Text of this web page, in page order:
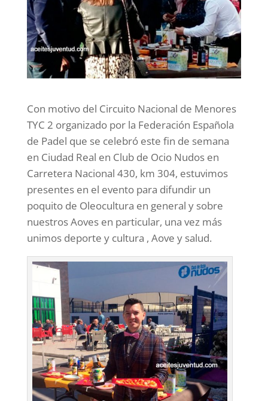
Con motivo del Circuito Nacional de Menores
TYC 2 organizado por la Federación Española
de Padel que se celebró este fin de semana
en Ciudad Real en Club de Ocio Nudos en
Carretera Nacional 430, km 304, estuvimos
presentes en el evento para difundir un
poquito de Oleocultura en general y sobre
nuestros Aoves en particular, una vez más
unimos deporte y cultura , Aove y salud.